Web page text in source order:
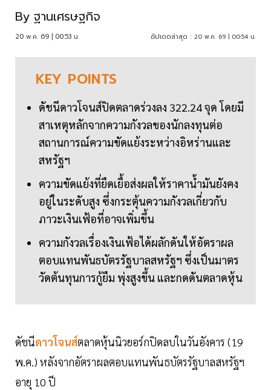
By ฐานเศรษฐกิจ
20 พ.ค. 69 | 00:53 น. อัปเดตล่าสุด : 20 พ.ค. 69 | 00:54 น.
KEY POINTS
ดัชนีดาวโจนส์ปิดตลาดร่วงลง 322.24 จุด โดยมี
สาเหตุหลักจากความกังวลของนักลงทุนต่อ
สถานการณ์ความขัดแย้งระหว่างอิหร่านและ
สหรัฐฯ
ความขัดแย้งที่ยืดเยื้อส่งผลให้ราคาน้ำมันยังคง
อยู่ในระดับสูง ซึ่งกระตุ้นความกังวลเกี่ยวกับ
ภาวะเงินเฟ้อที่อาจเพิ่มขึ้น
ความกังวลเรื่องเงินเฟ้อได้ผลักดันให้อัตราผล
ตอบแทนพันธบัตรรัฐบาลสหรัฐฯ ซึ่งเป็นมาตร
วัดต้นทุนการกู้ยืม พุ่งสูงขึ้น และกดดันตลาดหุ้น
ดัชนีดาวโจนส์ตลาดหุ้นนิวยอร์กปิดลบในวันอังคาร (19
พ.ค.) หลังจากอัตราผลตอบแทนพันธบัตรรัฐบาลสหรัฐฯ
อายุ 10 ปี